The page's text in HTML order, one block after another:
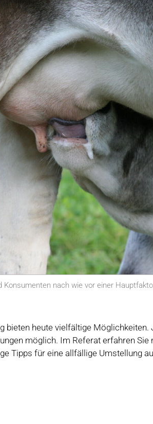
nach wie vor einer
bieten heute vielfältige
möglich. Im Referat erfahren Sie
Tipps für eine allfällige Umstellung